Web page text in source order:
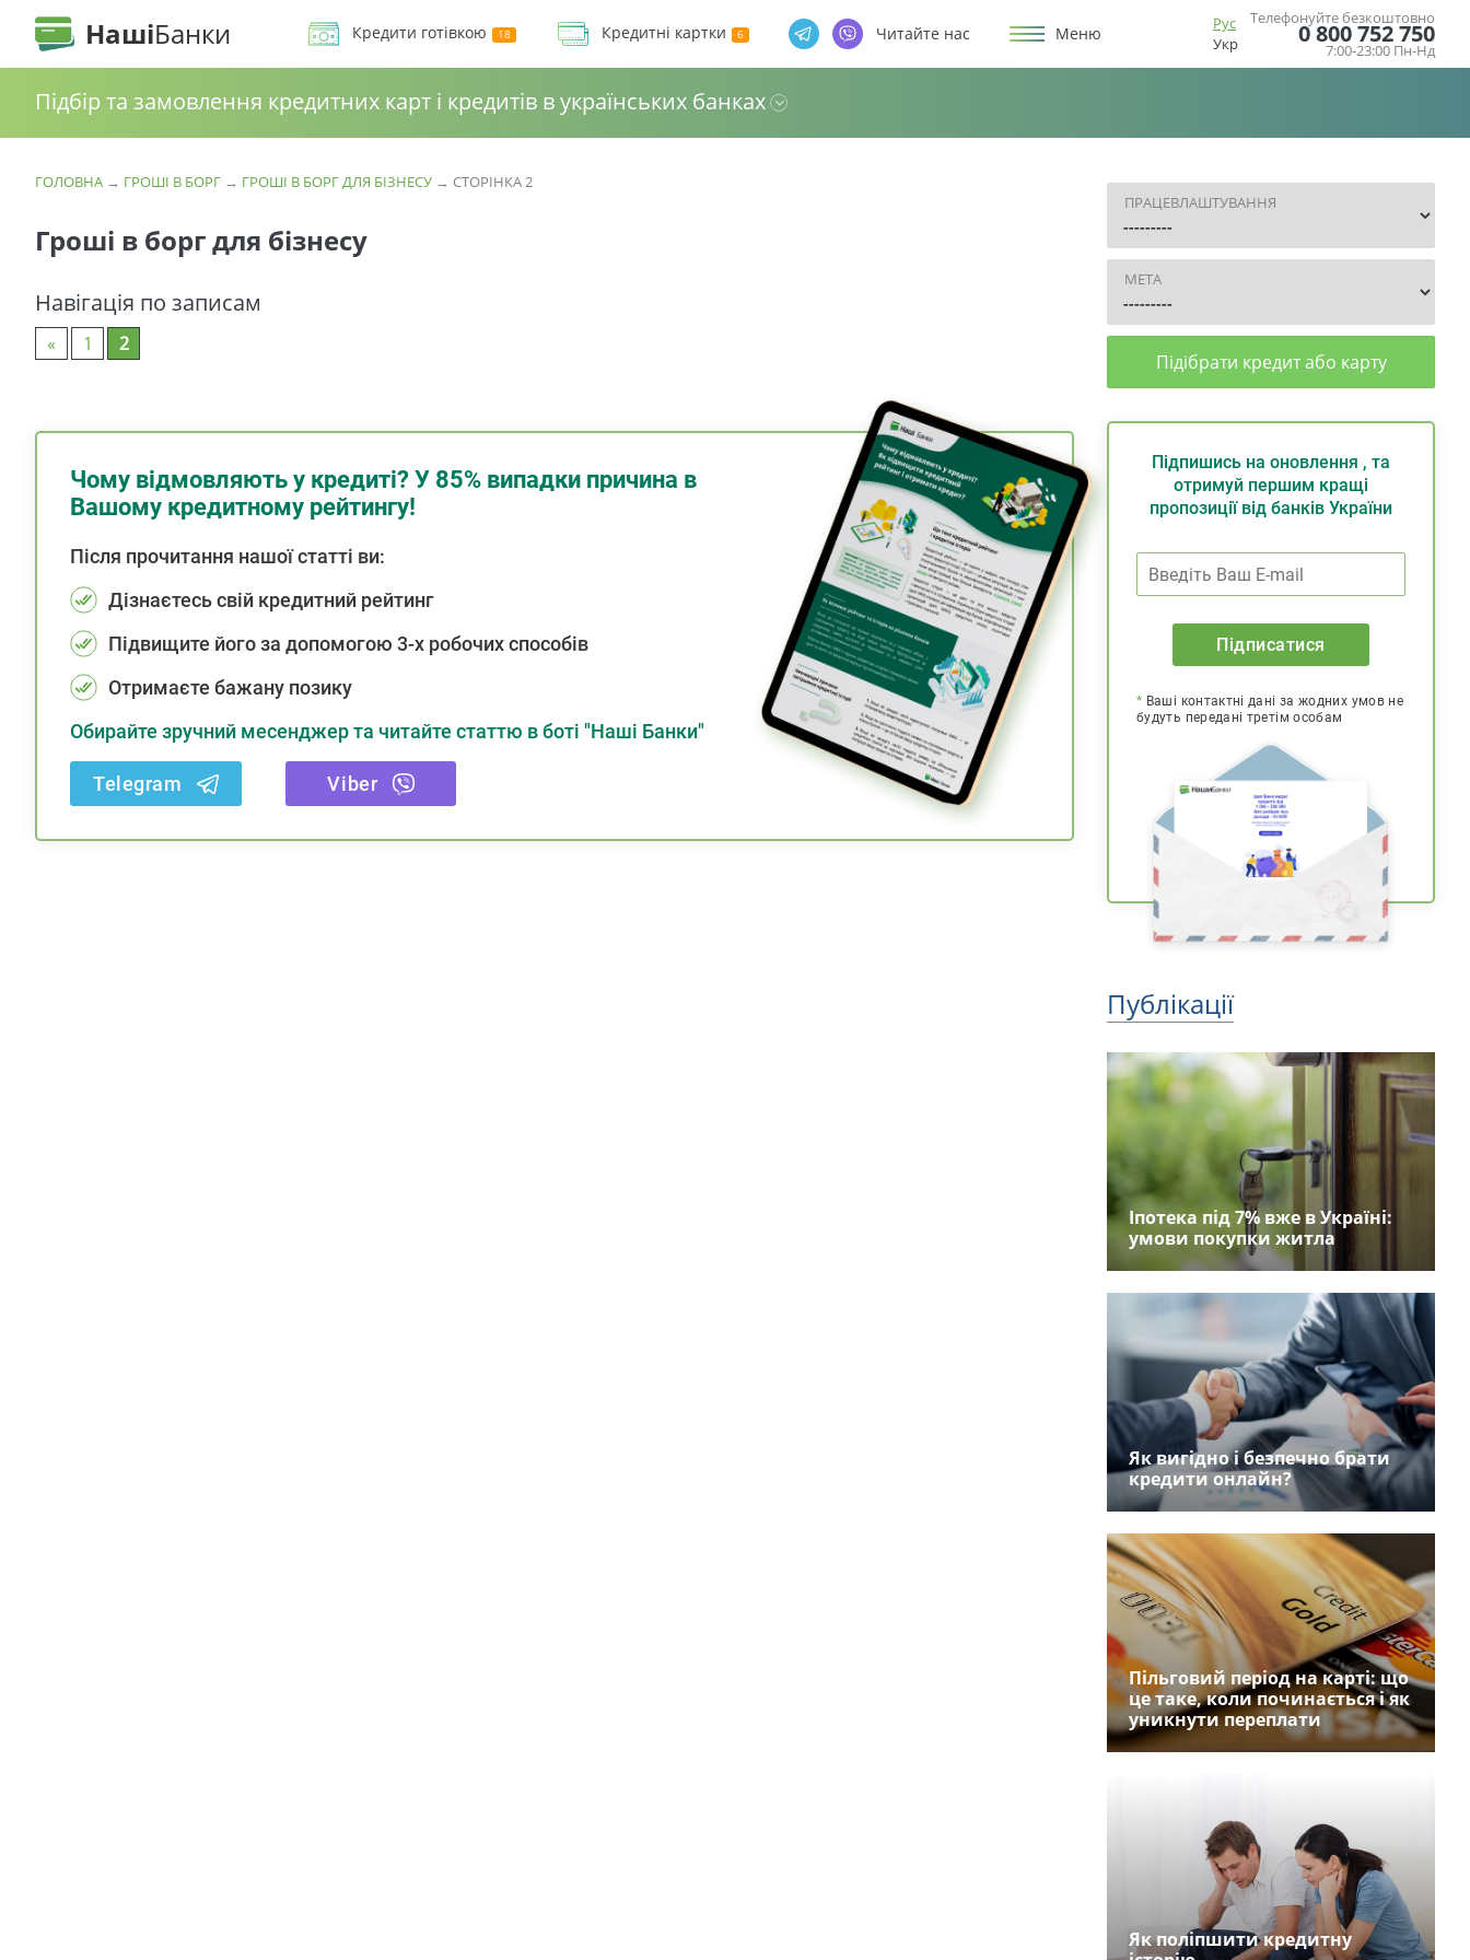
НашіБанки Кредити готівкою Кредитні картки Читайте нас Меню
Рус
Укр
Телефонуйте безкоштовно
0 800 752 750
7:00-23:00 Пн-Нд
Підбір та замовлення кредитних карт і кредитів в українських банках
ГОЛОВНА → ГРОШІ В БОРГ → ГРОШІ В БОРГ ДЛЯ БІЗНЕСУ → СТОРІНКА 2
Гроші в борг для бізнесу
Навігація по записам
« 1 2
Чому відмовляють у кредиті? У 85% випадки причина в
Вашому кредитному рейтингу!
Після прочитання нашої статті ви:
Дізнаєтесь свій кредитний рейтинг
Підвищите його за допомогою 3-х робочих способів
Отримаєте бажану позику
Обирайте зручний месенджер та читайте статтю в боті "Наші Банки"
Telegram Viber
ПРАЦЕВЛАШТУВАННЯ
МЕТА
Підібрати кредит або карту
Підпишись на оновлення , та
отримуй першим кращі
пропозиції від банків України
Підписатися
* Ваші контактні дані за жодних умов не
будуть передані третім особам
Публікації
Іпотека під 7% вже в Україні:
умови покупки житла
Як вигідно і безпечно брати
кредити онлайн?
Пільговий період на карті: що
це таке, коли починається і як
уникнути переплати
Як поліпшити кредитну